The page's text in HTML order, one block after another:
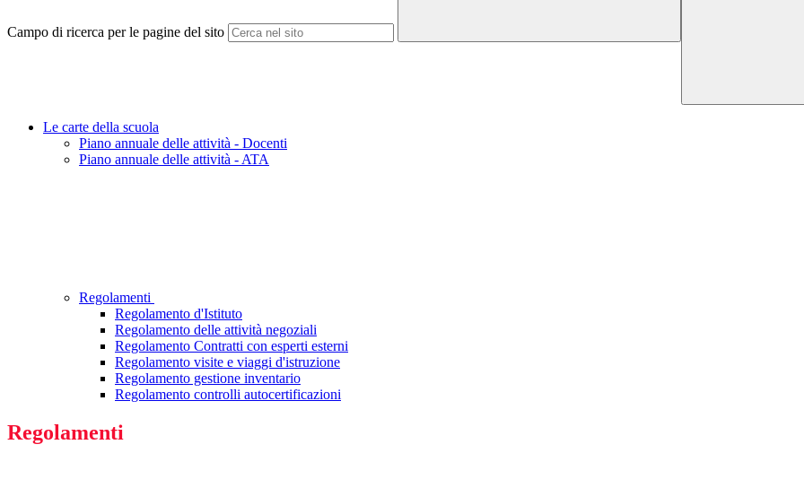
Campo di ricerca per le pagine del sito
Le carte della scuola
Piano annuale delle attività - Docenti
Piano annuale delle attività - ATA
Regolamenti
Regolamento d'Istituto
Regolamento delle attività negoziali
Regolamento Contratti con esperti esterni
Regolamento visite e viaggi d'istruzione
Regolamento gestione inventario
Regolamento controlli autocertificazioni
Regolamenti